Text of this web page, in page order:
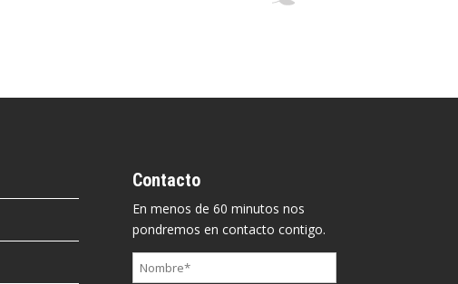
Contacto
En menos de 60 minutos nos
pondremos en contacto contigo.